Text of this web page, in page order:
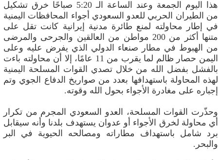
هذا اليوم الجمعة وعند الساعة الـ 5:20 صباحًا خرق تشكيل
من الطيران الحربي للعدو السعودي أجواء المحافظات اليمنية
في إطار محاولته لمنع طائرة مدنية إيرانية كانت تقل على
متنها أكثر من 200 مواطن من العالقين والجرحى والمرضى
من الهبوط في مطار صنعاء الدولي الذي يفرض عليه وعلى
اليمن حصار ظالم لما يقرب من 11 عامًا، إلا أن محاولته باءت
بالفشل بفضل الله من خلال تصدي القوات المسلحة اليمنية
لهذه المحاولة باستهدافها بعدد من صواريخ الدفاع الجوي وتم
إجباره على مغادرة الأجواء بحول الله وقوته.
وحذّرت القوات المسلحة، العدو السعودي المجرم من تكرار
أي محاولة لخرق الأجواء أو عدوان يستهدف بلدنا وأنه سيقابل
برد شامل باستهداف مطاراته ومصالحه الحيوية في البر
والبحر.